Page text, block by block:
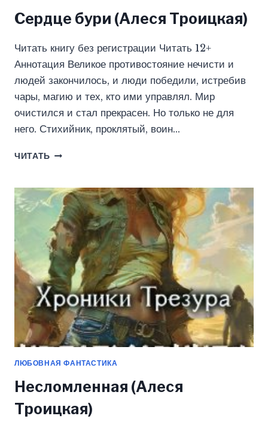
Сердце бури (Алеся Троицкая)
Читать книгу без регистрации Читать 12+
Аннотация Великое противостояние нечисти и
людей закончилось, и люди победили, истребив
чары, магию и тех, кто ими управлял. Мир
очистился и стал прекрасен. Но только не для
него. Стихийник, проклятый, воин…
ЧИТАТЬ СЕРДЦЕ
ТРОИЦКАЯ)
ЛЮБОВНАЯ ФАНТАСТИКА
Несломленная (Алеся
Троицкая)